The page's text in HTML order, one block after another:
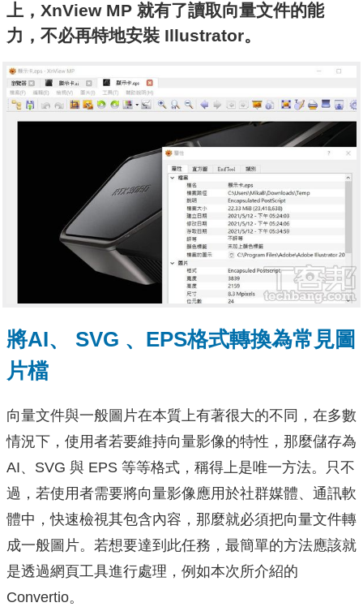
上，XnView MP 就有了讀取向量文件的能
力，不必再特地安裝 Illustrator。
將AI、 SVG 、EPS格式轉換為常見圖
片檔
向量文件與一般圖片在本質上有著很大的不同，在多數
情況下，使用者若要維持向量影像的特性，那麼儲存為
AI、SVG 與 EPS 等等格式，稱得上是唯一方法。只不
過，若使用者需要將向量影像應用於社群媒體、通訊軟
體中，快速檢視其包含內容，那麼就必須把向量文件轉
成一般圖片。若想要達到此任務，最簡單的方法應該就
是透過網頁工具進行處理，例如本次所介紹的
Convertio。